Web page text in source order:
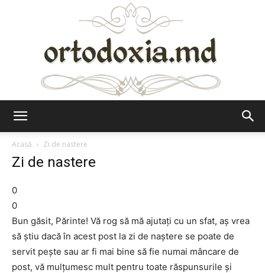
Acasă
Zi de nastere
Zi de nastere
0
0
Bun găsit, Părinte! Vă rog să mă ajutaţi cu un sfat, aş vrea
să ştiu dacă în acest post la zi de naştere se poate de
servit peşte sau ar fi mai bine să fie numai mâncare de
post, vă mulţumesc mult pentru toate răspunsurile şi